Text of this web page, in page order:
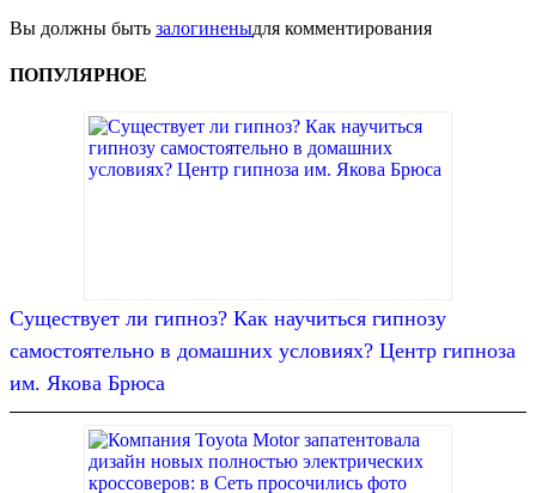
Вы должны быть залогиненыдля комментирования
ПОПУЛЯРНОЕ
Существует ли гипноз? Как научиться гипнозу
самостоятельно в домашних условиях? Центр гипноза
им. Якова Брюса